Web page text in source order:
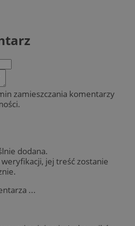
zamieszczania komentarzy
dodana.
jej treść zostanie
...